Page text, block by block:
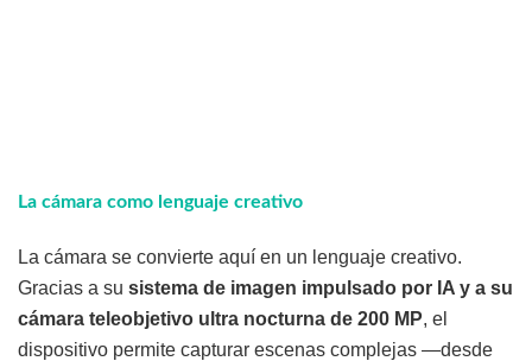
La cámara como lenguaje creativo
La cámara se convierte aquí en un lenguaje creativo.
Gracias a su sistema de imagen impulsado por IA y a su
cámara teleobjetivo ultra nocturna de 200 MP, el
dispositivo permite capturar escenas complejas —desde